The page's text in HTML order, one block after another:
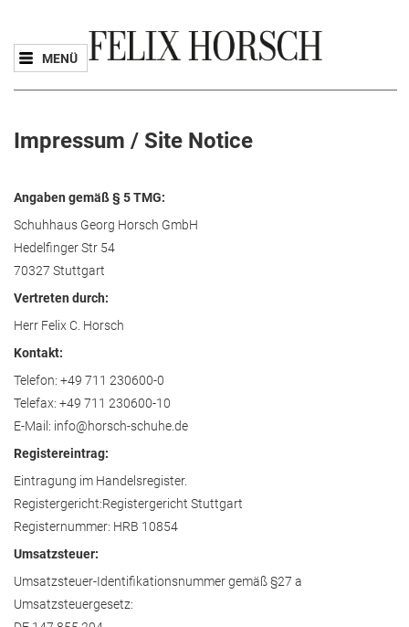
MENÜ
Impressum / Site Notice
Angaben gemäß § 5 TMG:
Schuhhaus Georg Horsch GmbH
Hedelfinger Str 54
70327 Stuttgart
Vertreten durch:
Herr Felix C. Horsch
Kontakt:
Telefon: +49 711 230600-0
Telefax: +49 711 230600-10
E-Mail: info@horsch-schuhe.de
Registereintrag:
Eintragung im Handelsregister.
Registergericht:Registergericht Stuttgart
Registernummer: HRB 10854
Umsatzsteuer:
Umsatzsteuer-Identifikationsnummer gemäß §27 a
Umsatzsteuergesetz: